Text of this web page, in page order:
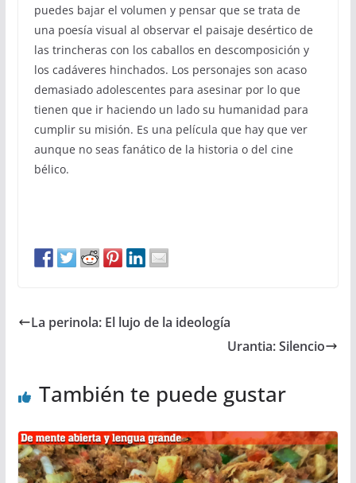
puedes bajar el volumen y pensar que se trata de
una poesía visual al observar el paisaje desértico de
las trincheras con los caballos en descomposición y
los cadáveres hinchados. Los personajes son acaso
demasiado adolescentes para asesinar por lo que
tienen que ir haciendo un lado su humanidad para
cumplir su misión. Es una película que hay que ver
aunque no seas fanático de la historia o del cine
bélico.
La perinola: El lujo de la ideología
Urantia: Silencio
También te puede gustar